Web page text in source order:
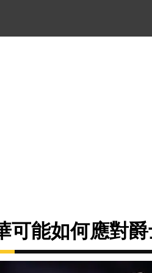
可能如何應對